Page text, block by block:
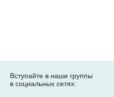
Вступайте в наши группы
в социальных сетях: